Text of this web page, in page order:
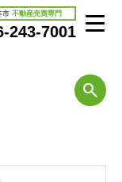
市 不動産売買専門
243-7001